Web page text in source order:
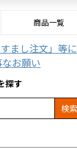
商品一覧
まし注文」等に
お願い
探す